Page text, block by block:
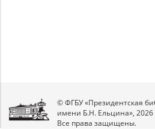
© ФГБУ «Президентская
имени Б.Н. Ельцина», 2026
Все права защищены.